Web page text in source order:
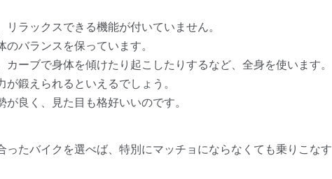
ラックスできる機能が付いていません。
バランスを保っています。
ーブで身体を傾けたり起こしたりするなど、全身を使います。
鍛えられるといえるでしょう。
良く、見た目も格好いいのです。
ったバイクを選べば、特別にマッチョにならなくても乗りこなす